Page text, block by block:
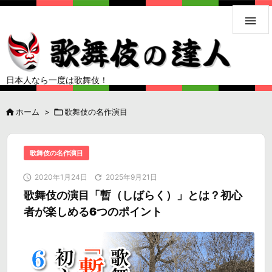
日本人なら一度は歌舞伎！

 ホーム > 歌舞伎の名作演目
歌舞伎の名作演目
 2020年1月24日  2025年9月21日
歌舞伎の演目「暫（しばらく）」とは？初心
者が楽しめる6つのポイント